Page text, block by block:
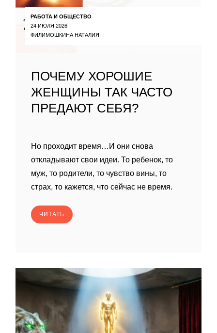
РАБОТА И ОБЩЕСТВО
24 ИЮЛЯ 2026
ФИЛИМОШКИНА НАТАЛИЯ
ПОЧЕМУ ХОРОШИЕ
ЖЕНЩИНЫ ТАК ЧАСТО
ПРЕДАЮТ СЕБЯ?
Но проходит время…И они снова
откладывают свои идеи. То ребенок, то
муж, то родители, то чувство вины, то
страх, то кажется, что сейчас не время.
ЧИТАТЬ